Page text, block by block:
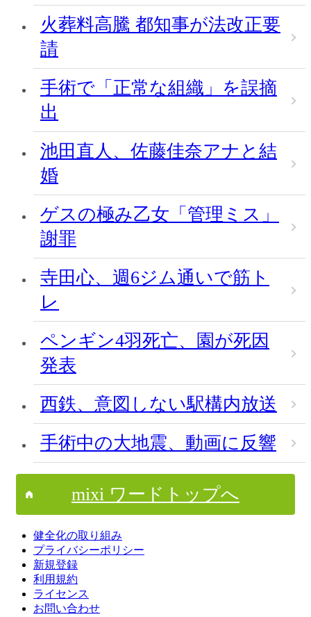
火葬料高騰 都知事が法改正要
請
手術で「正常な組織」を誤摘
出
池田直人、佐藤佳奈アナと結
婚
ゲスの極み乙女「管理ミス」
謝罪
寺田心、週6ジム通いで筋ト
レ
ペンギン4羽死亡、園が死因
発表
西鉄、意図しない駅構内放送
手術中の大地震、動画に反響
mixi ワードトップへ
健全化の取り組み
プライバシーポリシー
新規登録
利用規約
ライセンス
お問い合わせ